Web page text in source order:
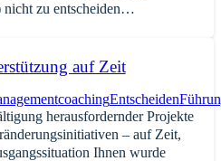
nicht zu entscheiden…
auf Zeit
coachingEntscheiden
herausfordernder Projekte
– auf Zeit,
Ihnen wurde